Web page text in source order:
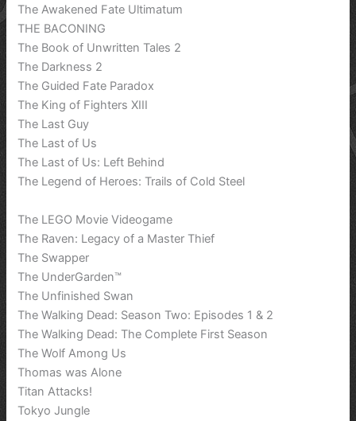
The Awakened Fate Ultimatum
THE BACONING
The Book of Unwritten Tales 2
The Darkness 2
The Guided Fate Paradox
The King of Fighters XIII
The Last Guy
The Last of Us
The Last of Us: Left Behind
The Legend of Heroes: Trails of Cold Steel
The LEGO Movie Videogame
The Raven: Legacy of a Master Thief
The Swapper
The UnderGarden™
The Unfinished Swan
The Walking Dead: Season Two: Episodes 1 & 2
The Walking Dead: The Complete First Season
The Wolf Among Us
Thomas was Alone
Titan Attacks!
Tokyo Jungle